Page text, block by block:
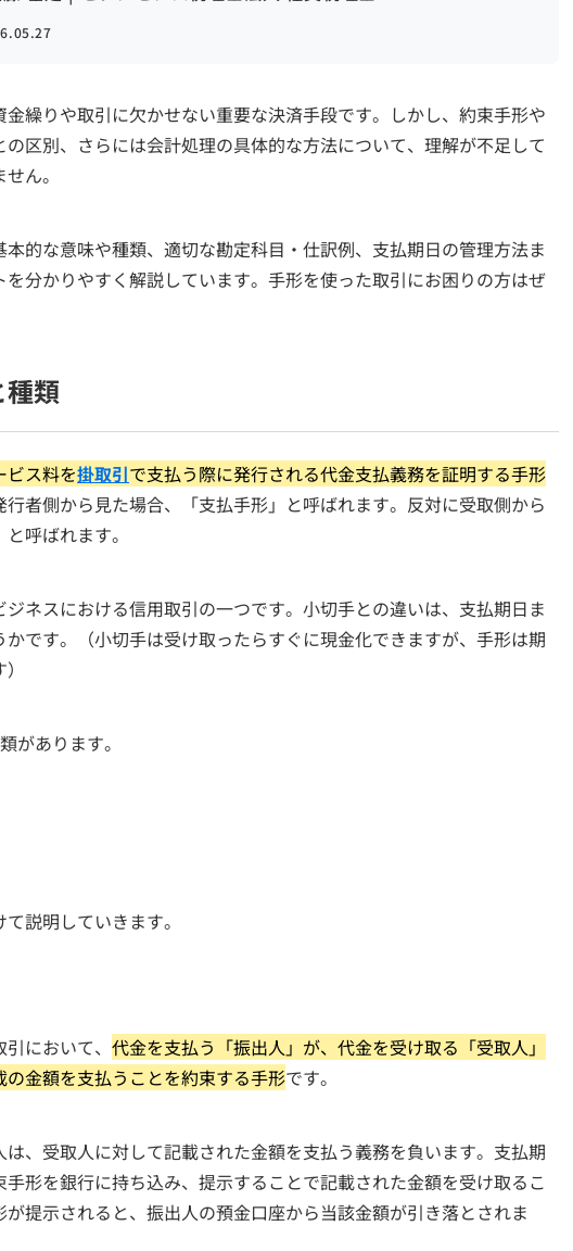
金繰りや取引に欠かせない重要な決済手段です。しかし、約束手形や
区別、さらには会計処理の具体的な方法について、理解が不足して
ん。
的な意味や種類、適切な勘定科目・仕訳例、支払期日の管理方法ま
分かりやすく解説しています。手形を使った取引にお困りの方はぜ
類
ビス料を掛取引で支払う際に発行される代金支払義務を証明する手形
者側から見た場合、「支払手形」と呼ばれます。反対に受取側から
と呼ばれます。
ネスにおける信用取引の一つです。小切手との違いは、支払期日ま
です。（小切手は受け取ったらすぐに現金化できますが、手形は期
があります。
説明していきます。
において、 代金を支払う「振出人」が、代金を受け取る「受取人」
金額を支払うことを約束する手形です。
、受取人に対して記載された金額を支払う義務を負います。支払期
形を銀行に持ち込み、提示することで記載された金額を受け取るこ
が提示されると、振出人の預金口座から当該金額が引き落とされま